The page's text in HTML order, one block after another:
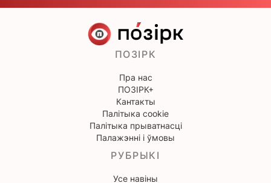
ПОЗІРК
Пра нас
ПОЗІРК+
Кантакты
Палітыка cookie
Палітыка прыватнасці
Палажэнні і ўмовы
РУБРЫКІ
Усе навіны